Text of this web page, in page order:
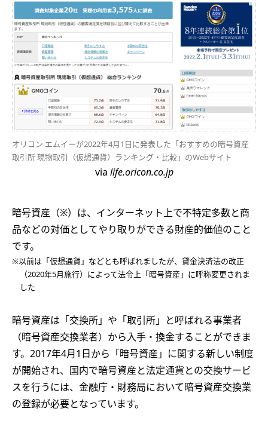
オリコン エムイーが2022年4月1日に発表した「おすすめの暗号資産
取引所 現物取引（仮想通貨）ランキング・比較」のWebサイト
via life.oricon.co.jp
暗号資産（※）は、インターネット上で不特定多数と商
品などの対価としてやり取りができる財産的価値のこと
です。
※以前は「仮想通貨」などとも呼ばれましたが、貸金決済法の改正
（2020年5月施行）によって法令上「暗号資産」に呼称変更されま
した
暗号資産は「交換所」や「取引所」と呼ばれる事業者
（暗号資産交換業者）から入手・換金することができま
す。2017年4月1日から「暗号資産」に関する新しい制度
が開始され、国内で暗号資産と法定通貨との交換サービ
スを行うには、金融庁・財務局において暗号資産交換業
の登録が必要となっています。